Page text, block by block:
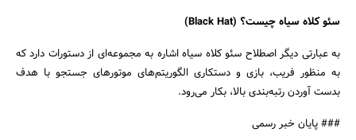
سئو کلاه سیاه چیست؟ (Black Hat)
به عبارتی دیگر اصطلاح سئو کلاه سیاه اشاره به مجموعه‌ای از دستورات دارد که
به منظور فریب، بازی و دستکاری الگوریتم‌های موتورهای جستجو با هدف
بدست آوردن رتبه‌بندی بالا، بکار می‌رود.
### پایان خبر رسمی